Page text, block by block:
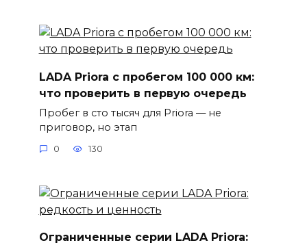
LADA Priora с пробегом 100 000 км:
что проверить в первую очередь
Пробег в сто тысяч для Priora — не
приговор, но этап
0 130
Ограниченные серии LADA Priora: